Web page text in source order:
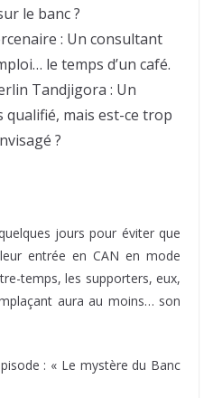
le banc ?
: Un consultant
le temps d’un café.
Tandjigora : Un
qualifié, mais est-ce trop
?
jours pour éviter que
entrée en CAN en mode
temps, les supporters, eux,
aura au moins… son
: « Le mystère du Banc